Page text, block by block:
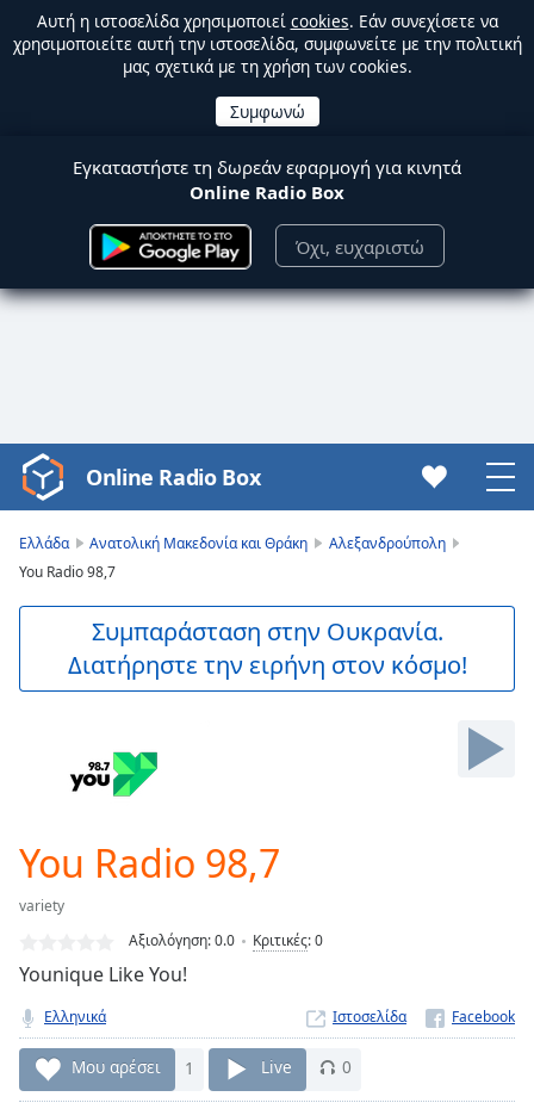
Αυτή η ιστοσελίδα χρησιμοποιεί cookies. Εάν συνεχίσετε να
χρησιμοποιείτε αυτή την ιστοσελίδα, συμφωνείτε με την πολιτική
μας σχετικά με τη χρήση των cookies.
Εγκαταστήστε τη δωρεάν εφαρμογή για κινητά
Online Radio Box
Όχι, ευχαριστώ
Video
Player
loading.
Video
Backward
Duration
-:-
0.00%
TypeLIVE
live,
currently
behind
LIVE
Remaining
Online Radio Box
Ελλάδα Ανατολική Μακεδονία και Θράκη
Αλεξανδρούπολη
You Radio 98,7
Συμπαράσταση στην Ουκρανία.
Διατήρηστε την ειρήνη στον κόσμο!
You Radio 98,7
variety
Αξιολόγηση:0.0 Κριτικές:0
Younique Like You!
Ελληνικά Ιστοσελίδα
Μου αρέσει 1 Live 0